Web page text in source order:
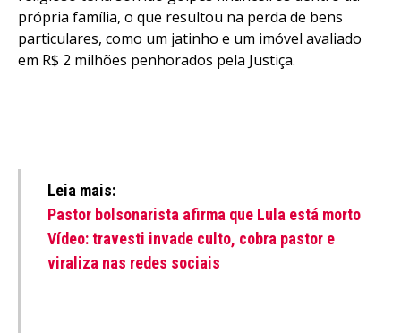
própria família, o que resultou na perda de bens
particulares, como um jatinho e um imóvel avaliado
em R$ 2 milhões penhorados pela Justiça.
Leia mais:
Pastor bolsonarista afirma que Lula está morto
Vídeo: travesti invade culto, cobra pastor e
viraliza nas redes sociais